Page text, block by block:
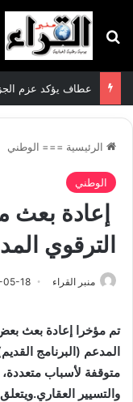
بحث عن
الرئيسية === الوطني
الوطني
إعادة بعث
الترقوي
منبر القراء 05-18
تم مؤخرا إعادة بعث
المدعم (البرنامج
متوقفة لأسباب متعددة،